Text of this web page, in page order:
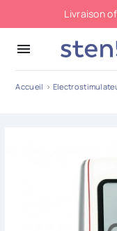
Livraison
menu
Accueil